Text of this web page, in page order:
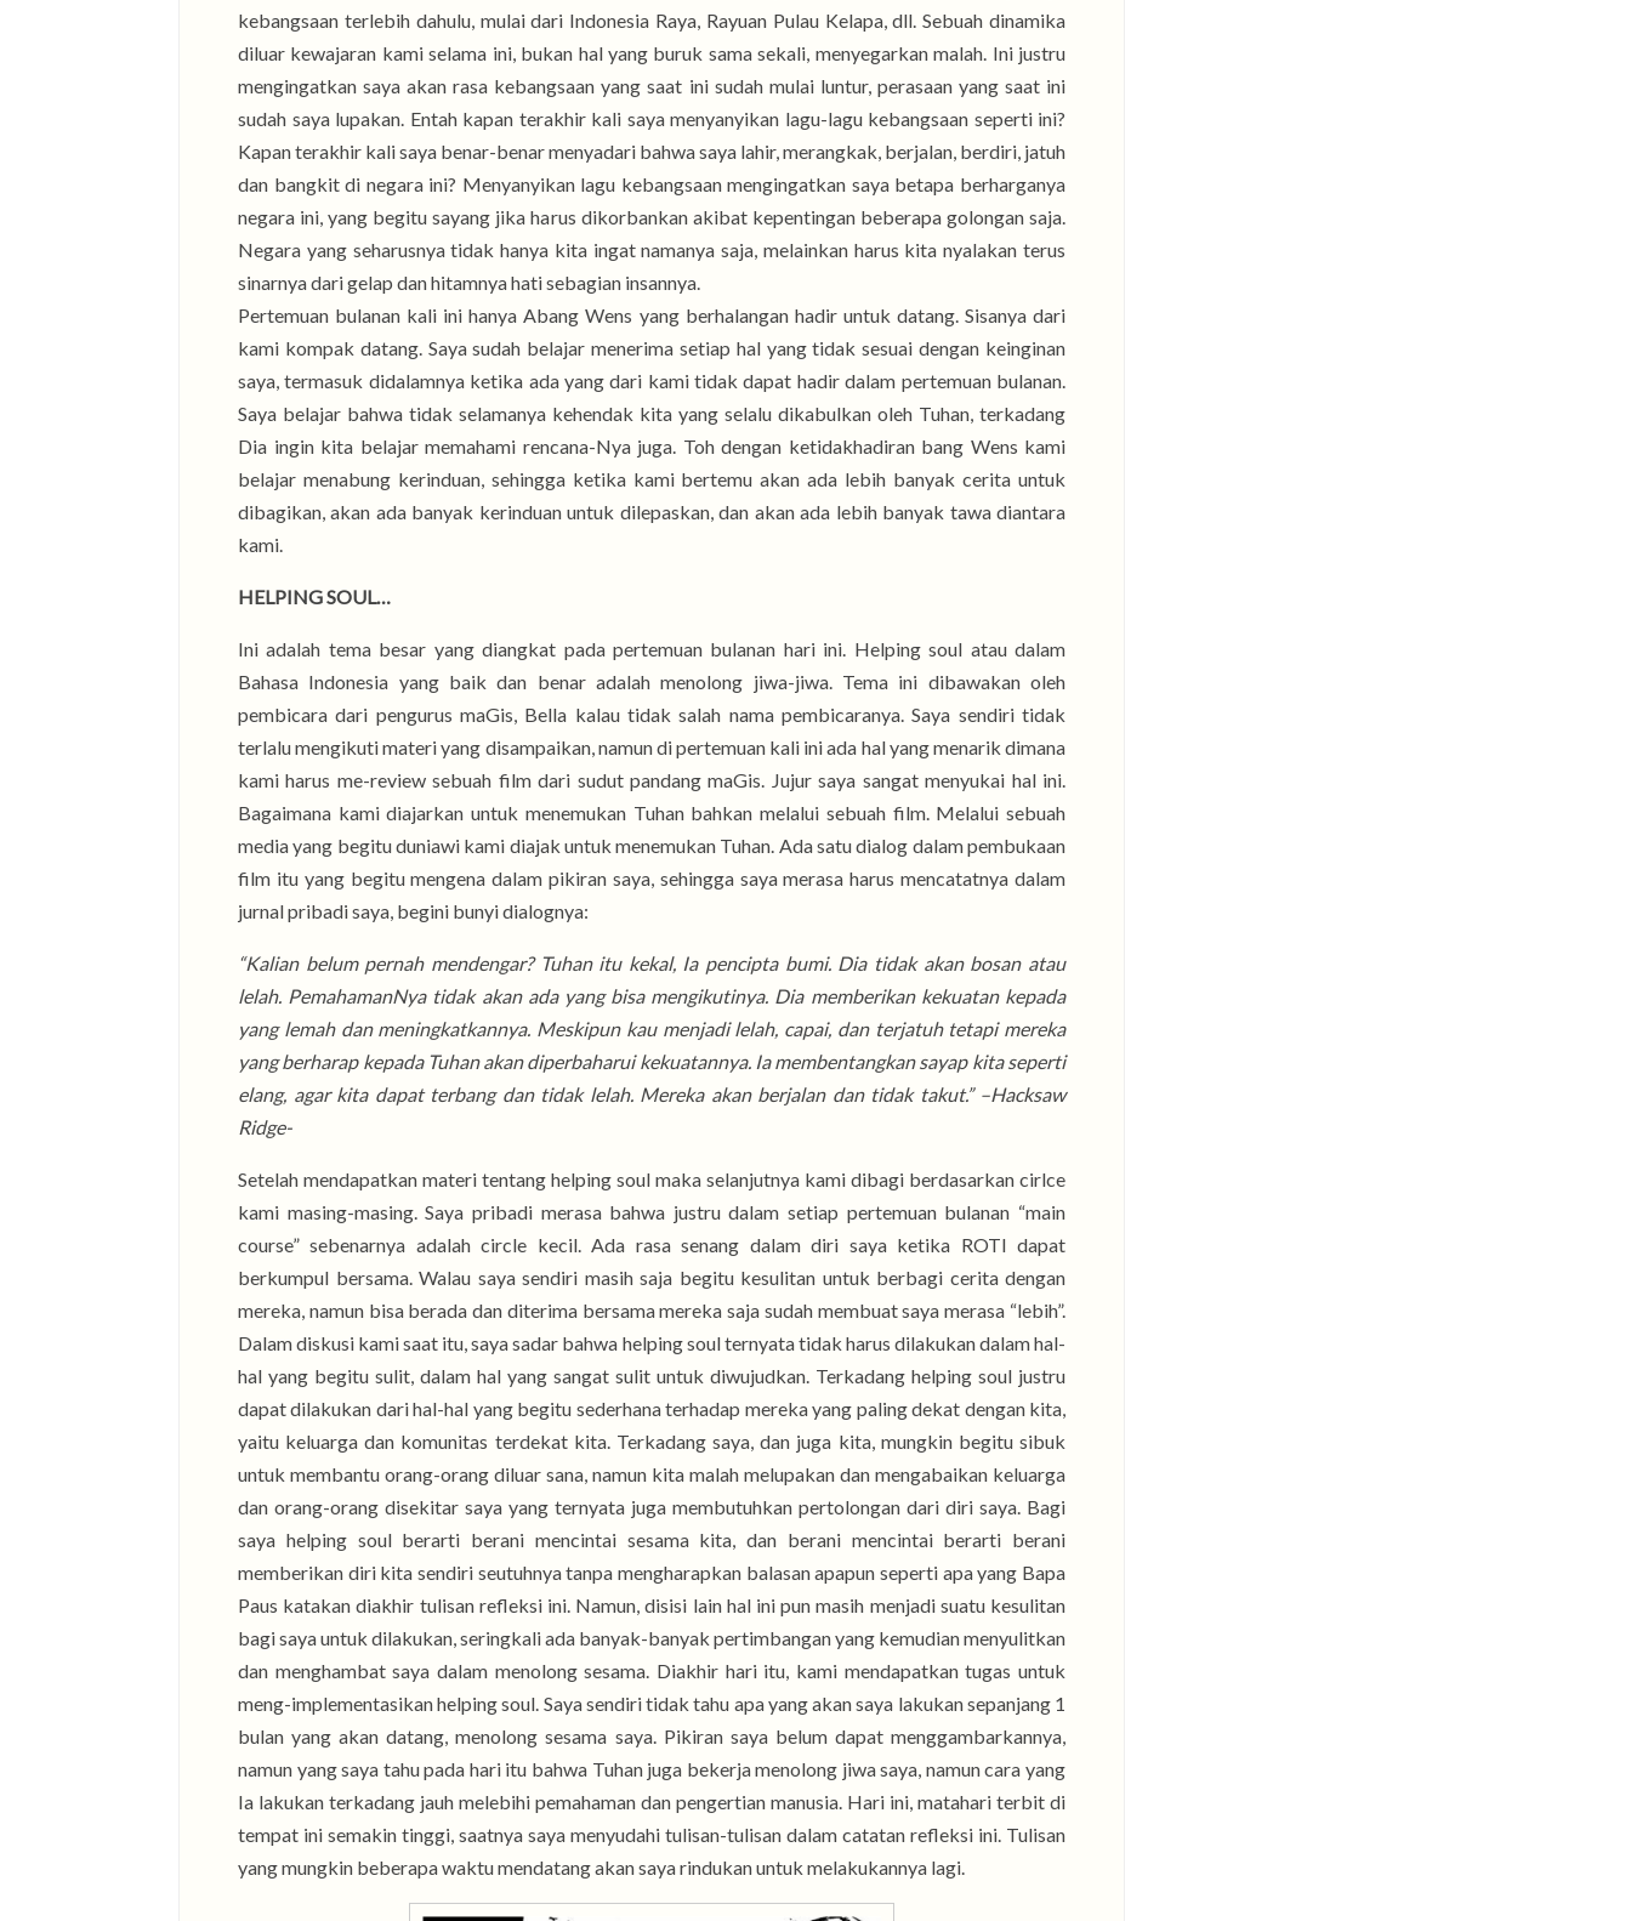
kebangsaan terlebih dahulu, mulai dari Indonesia Raya, Rayuan Pulau Kelapa, dll. Sebuah dinamika
diluar kewajaran kami selama ini, bukan hal yang buruk sama sekali, menyegarkan malah. Ini justru
mengingatkan saya akan rasa kebangsaan yang saat ini sudah mulai luntur, perasaan yang saat ini
sudah saya lupakan. Entah kapan terakhir kali saya menyanyikan lagu-lagu kebangsaan seperti ini?
Kapan terakhir kali saya benar-benar menyadari bahwa saya lahir, merangkak, berjalan, berdiri, jatuh
dan bangkit di negara ini? Menyanyikan lagu kebangsaan mengingatkan saya betapa berharganya
negara ini, yang begitu sayang jika harus dikorbankan akibat kepentingan beberapa golongan saja.
Negara yang seharusnya tidak hanya kita ingat namanya saja, melainkan harus kita nyalakan terus
sinarnya dari gelap dan hitamnya hati sebagian insannya.
Pertemuan bulanan kali ini hanya Abang Wens yang berhalangan hadir untuk datang. Sisanya dari
kami kompak datang. Saya sudah belajar menerima setiap hal yang tidak sesuai dengan keinginan
saya, termasuk didalamnya ketika ada yang dari kami tidak dapat hadir dalam pertemuan bulanan.
Saya belajar bahwa tidak selamanya kehendak kita yang selalu dikabulkan oleh Tuhan, terkadang
Dia ingin kita belajar memahami rencana-Nya juga. Toh dengan ketidakhadiran bang Wens kami
belajar menabung kerinduan, sehingga ketika kami bertemu akan ada lebih banyak cerita untuk
dibagikan, akan ada banyak kerinduan untuk dilepaskan, dan akan ada lebih banyak tawa diantara
kami.
HELPING SOUL…
Ini adalah tema besar yang diangkat pada pertemuan bulanan hari ini. Helping soul atau dalam
Bahasa Indonesia yang baik dan benar adalah menolong jiwa-jiwa. Tema ini dibawakan oleh
pembicara dari pengurus maGis, Bella kalau tidak salah nama pembicaranya. Saya sendiri tidak
terlalu mengikuti materi yang disampaikan, namun di pertemuan kali ini ada hal yang menarik dimana
kami harus me-review sebuah film dari sudut pandang maGis. Jujur saya sangat menyukai hal ini.
Bagaimana kami diajarkan untuk menemukan Tuhan bahkan melalui sebuah film. Melalui sebuah
media yang begitu duniawi kami diajak untuk menemukan Tuhan. Ada satu dialog dalam pembukaan
film itu yang begitu mengena dalam pikiran saya, sehingga saya merasa harus mencatatnya dalam
jurnal pribadi saya, begini bunyi dialognya:
“Kalian belum pernah mendengar? Tuhan itu kekal, Ia pencipta bumi. Dia tidak akan bosan atau
lelah. PemahamanNya tidak akan ada yang bisa mengikutinya. Dia memberikan kekuatan kepada
yang lemah dan meningkatkannya. Meskipun kau menjadi lelah, capai, dan terjatuh tetapi mereka
yang berharap kepada Tuhan akan diperbaharui kekuatannya. Ia membentangkan sayap kita seperti
elang, agar kita dapat terbang dan tidak lelah. Mereka akan berjalan dan tidak takut.” –Hacksaw
Ridge-
Setelah mendapatkan materi tentang helping soul maka selanjutnya kami dibagi berdasarkan cirlce
kami masing-masing. Saya pribadi merasa bahwa justru dalam setiap pertemuan bulanan “main
course” sebenarnya adalah circle kecil. Ada rasa senang dalam diri saya ketika ROTI dapat
berkumpul bersama. Walau saya sendiri masih saja begitu kesulitan untuk berbagi cerita dengan
mereka, namun bisa berada dan diterima bersama mereka saja sudah membuat saya merasa “lebih”.
Dalam diskusi kami saat itu, saya sadar bahwa helping soul ternyata tidak harus dilakukan dalam hal-
hal yang begitu sulit, dalam hal yang sangat sulit untuk diwujudkan. Terkadang helping soul justru
dapat dilakukan dari hal-hal yang begitu sederhana terhadap mereka yang paling dekat dengan kita,
yaitu keluarga dan komunitas terdekat kita. Terkadang saya, dan juga kita, mungkin begitu sibuk
untuk membantu orang-orang diluar sana, namun kita malah melupakan dan mengabaikan keluarga
dan orang-orang disekitar saya yang ternyata juga membutuhkan pertolongan dari diri saya. Bagi
saya helping soul berarti berani mencintai sesama kita, dan berani mencintai berarti berani
memberikan diri kita sendiri seutuhnya tanpa mengharapkan balasan apapun seperti apa yang Bapa
Paus katakan diakhir tulisan refleksi ini. Namun, disisi lain hal ini pun masih menjadi suatu kesulitan
bagi saya untuk dilakukan, seringkali ada banyak-banyak pertimbangan yang kemudian menyulitkan
dan menghambat saya dalam menolong sesama. Diakhir hari itu, kami mendapatkan tugas untuk
meng-implementasikan helping soul. Saya sendiri tidak tahu apa yang akan saya lakukan sepanjang 1
bulan yang akan datang, menolong sesama saya. Pikiran saya belum dapat menggambarkannya,
namun yang saya tahu pada hari itu bahwa Tuhan juga bekerja menolong jiwa saya, namun cara yang
Ia lakukan terkadang jauh melebihi pemahaman dan pengertian manusia. Hari ini, matahari terbit di
tempat ini semakin tinggi, saatnya saya menyudahi tulisan-tulisan dalam catatan refleksi ini. Tulisan
yang mungkin beberapa waktu mendatang akan saya rindukan untuk melakukannya lagi.